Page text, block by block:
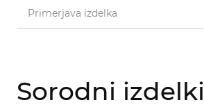
Primerjava izdelka
Sorodni izdelki